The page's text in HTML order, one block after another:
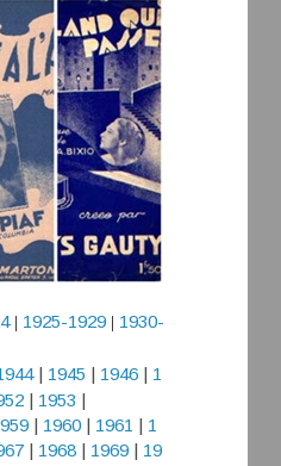
| 1925-1929| 1930-
| 1945 | 1946 | 1
| 1953 |
| 1960| 1961 | 1
| 1968| 1969| 19